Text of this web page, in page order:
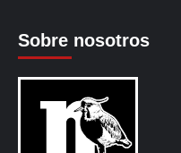
Sobre nosotros